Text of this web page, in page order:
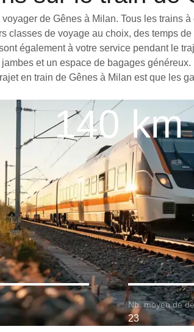
de Gênes à Milan. Tous les trains
de voyage au choix, des temps
également à votre service pendant le
et un espace de bagages
en train de Gênes à Milan est que les
140 km
Nb. moyen de
23